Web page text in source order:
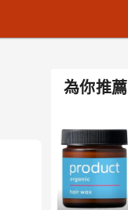
為你推薦